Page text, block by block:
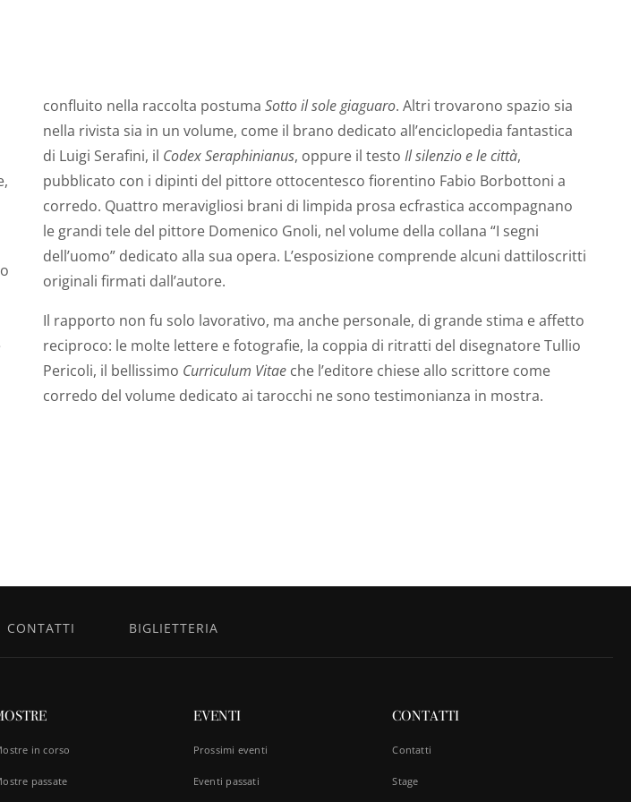
confluito nella raccolta postuma Sotto il sole giaguaro. Altri trovarono spazio sia
nella rivista sia in un volume, come il brano dedicato all’enciclopedia fantastica
di Luigi Serafini, il Codex Seraphinianus, oppure il testo Il silenzio e le città,
pubblicato con i dipinti del pittore ottocentesco fiorentino Fabio Borbottoni a
corredo. Quattro meravigliosi brani di limpida prosa ecfrastica accompagnano
le grandi tele del pittore Domenico Gnoli, nel volume della collana “I segni
dell’uomo” dedicato alla sua opera. L’esposizione comprende alcuni dattiloscritti
originali firmati dall’autore.
Il rapporto non fu solo lavorativo, ma anche personale, di grande stima e affetto
reciproco: le molte lettere e fotografie, la coppia di ritratti del disegnatore Tullio
Pericoli, il bellissimo Curriculum Vitae che l’editore chiese allo scrittore come
corredo del volume dedicato ai tarocchi ne sono testimonianza in mostra.
CONTATTI BIGLIETTERIA
in corso
passate
EVENTI
Prossimi eventi
Eventi passati
CONTATTI
Contatti
Stage